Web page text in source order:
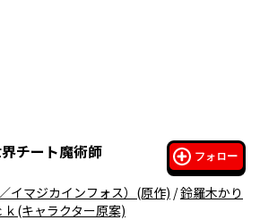
チート魔術師 フォロー
イマジカインフォス） (原作) /鈴羅木かり
(キャラクター原案)